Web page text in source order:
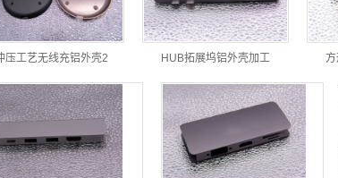
压工艺无线充铝外壳2 HUB拓展坞铝外壳加工